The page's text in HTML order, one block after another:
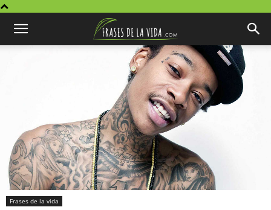
Frases de la vida